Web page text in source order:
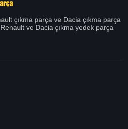
çıkma parça ve Dacia çıkma parça
ve Dacia çıkma yedek parça